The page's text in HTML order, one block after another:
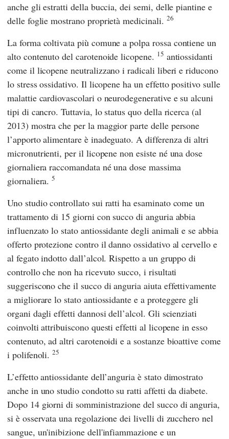
anche gli estratti della buccia, dei semi, delle piantine e
delle foglie mostrano proprietà medicinali. 26
La forma coltivata più comune a polpa rossa contiene un
alto contenuto del carotenoide licopene. 15 antiossidanti
come il licopene neutralizzano i radicali liberi e riducono
lo stress ossidativo. Il licopene ha un effetto positivo sulle
malattie cardiovascolari o neurodegenerative e su alcuni
tipi di cancro. Tuttavia, lo status quo della ricerca (al
2013) mostra che per la maggior parte delle persone
l’apporto alimentare è inadeguato. A differenza di altri
micronutrienti, per il licopene non esiste né una dose
giornaliera raccomandata né una dose massima
giornaliera.5
Uno studio controllato sui ratti ha esaminato come un
trattamento di 15 giorni con succo di anguria abbia
influenzato lo stato antiossidante degli animali e se abbia
offerto protezione contro il danno ossidativo al cervello e
al fegato indotto dall’alcol. Rispetto a un gruppo di
controllo che non ha ricevuto succo, i risultati
suggeriscono che il succo di anguria aiuta effettivamente
a migliorare lo stato antiossidante e a proteggere gli
organi dagli effetti dannosi dell’alcol. Gli scienziati
coinvolti attribuiscono questi effetti al licopene in esso
contenuto, ad altri carotenoidi e a sostanze bioattive come
i polifenoli.25
L’effetto antiossidante dell’anguria è stato dimostrato
anche in uno studio condotto su ratti affetti da diabete.
Dopo 14 giorni di somministrazione del succo di anguria,
si è osservata una regolazione dei livelli di zucchero nel
sangue, un'inibizione dell'infiammazione e un